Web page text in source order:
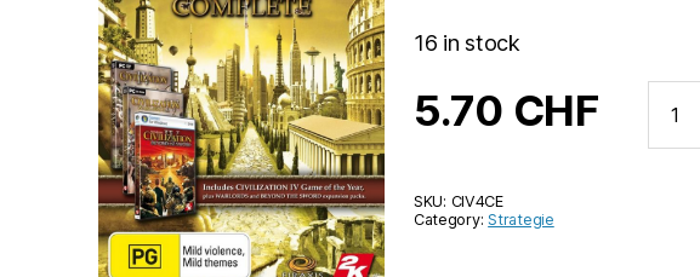
16 in stock
5.70 CHF
(The
SKU: CIV4CE
Category:Strategie